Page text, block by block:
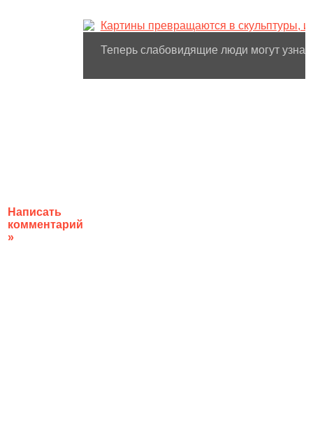
Написать
комментарий
»
Теперь слабовидящие люди могут